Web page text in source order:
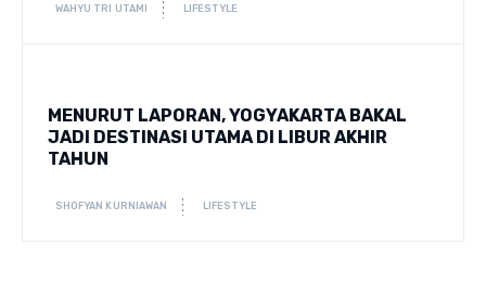
WAHYU TRI UTAMI LIFESTYLE
MENURUT LAPORAN, YOGYAKARTA BAKAL
JADI DESTINASI UTAMA DI LIBUR AKHIR
TAHUN
SHOFYAN KURNIAWAN LIFESTYLE